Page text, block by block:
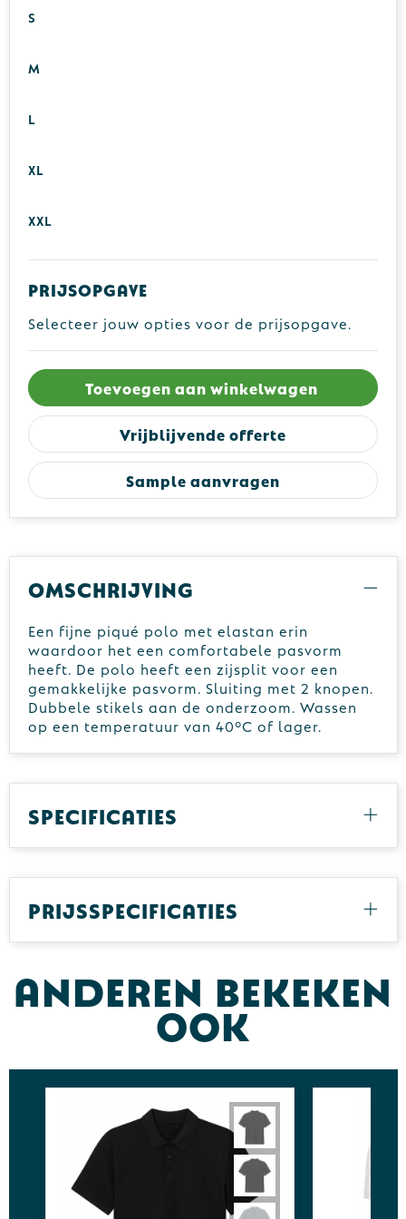
S
M
L
XL
XXL
Prijsopgave
Selecteer jouw opties voor de prijsopgave.
Toevoegen aan winkelwagen
Vrijblijvende offerte
Sample aanvragen
Omschrijving
Een fijne piqué polo met elastan erin
waardoor het een comfortabele pasvorm
heeft. De polo heeft een zijsplit voor een
gemakkelijke pasvorm. Sluiting met 2 knopen.
Dubbele stikels aan de onderzoom. Wassen
op een temperatuur van 40°C of lager.
Specificaties
Prijsspecificaties
Anderen bekeken
ook